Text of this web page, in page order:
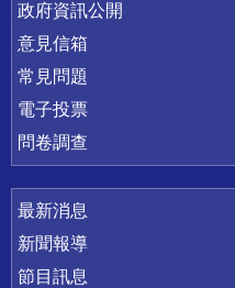
政府資訊公開
意見信箱
常見問題
電子投票
問卷調查
最新消息
新聞報導
節目訊息